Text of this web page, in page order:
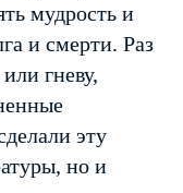
мудрость и
и смерти. Раз
гневу,
эту
но и